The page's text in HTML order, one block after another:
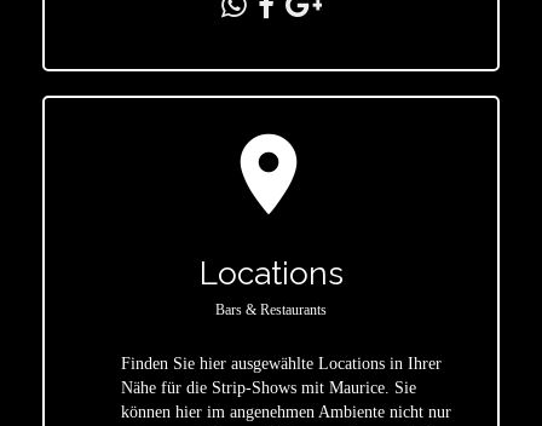
location_on
Locations
Bars & Restaurants
Finden Sie hier ausgewählte Locations in Ihrer
Nähe für die Strip-Shows mit Maurice. Sie
können hier im angenehmen Ambiente nicht nur